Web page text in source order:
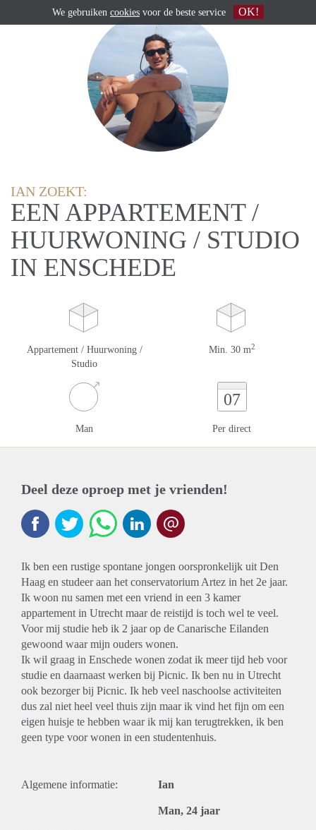
IAN ZOEKT:
EEN APPARTEMENT /
HUURWONING / STUDIO
IN ENSCHEDE
Appartement / Huurwoning /
Studio
Min. 30 m2
Man
07
Per direct
Deel deze oproep met je vrienden!
Ik ben een rustige spontane jongen oorspronkelijk uit Den
Haag en studeer aan het conservatorium Artez in het 2e jaar.
Ik woon nu samen met een vriend in een 3 kamer
appartement in Utrecht maar de reistijd is toch wel te veel.
Voor mij studie heb ik 2 jaar op de Canarische Eilanden
gewoond waar mijn ouders wonen.
Ik wil graag in Enschede wonen zodat ik meer tijd heb voor
studie en daarnaast werken bij Picnic. Ik ben nu in Utrecht
ook bezorger bij Picnic. Ik heb veel naschoolse activiteiten
dus zal niet heel veel thuis zijn maar ik vind het fijn om een
eigen huisje te hebben waar ik mij kan terugtrekken, ik ben
geen type voor wonen in een studentenhuis.
Algemene informatie: Ian
Man, 24 jaar
We gebruiken cookies voor de beste service OK!